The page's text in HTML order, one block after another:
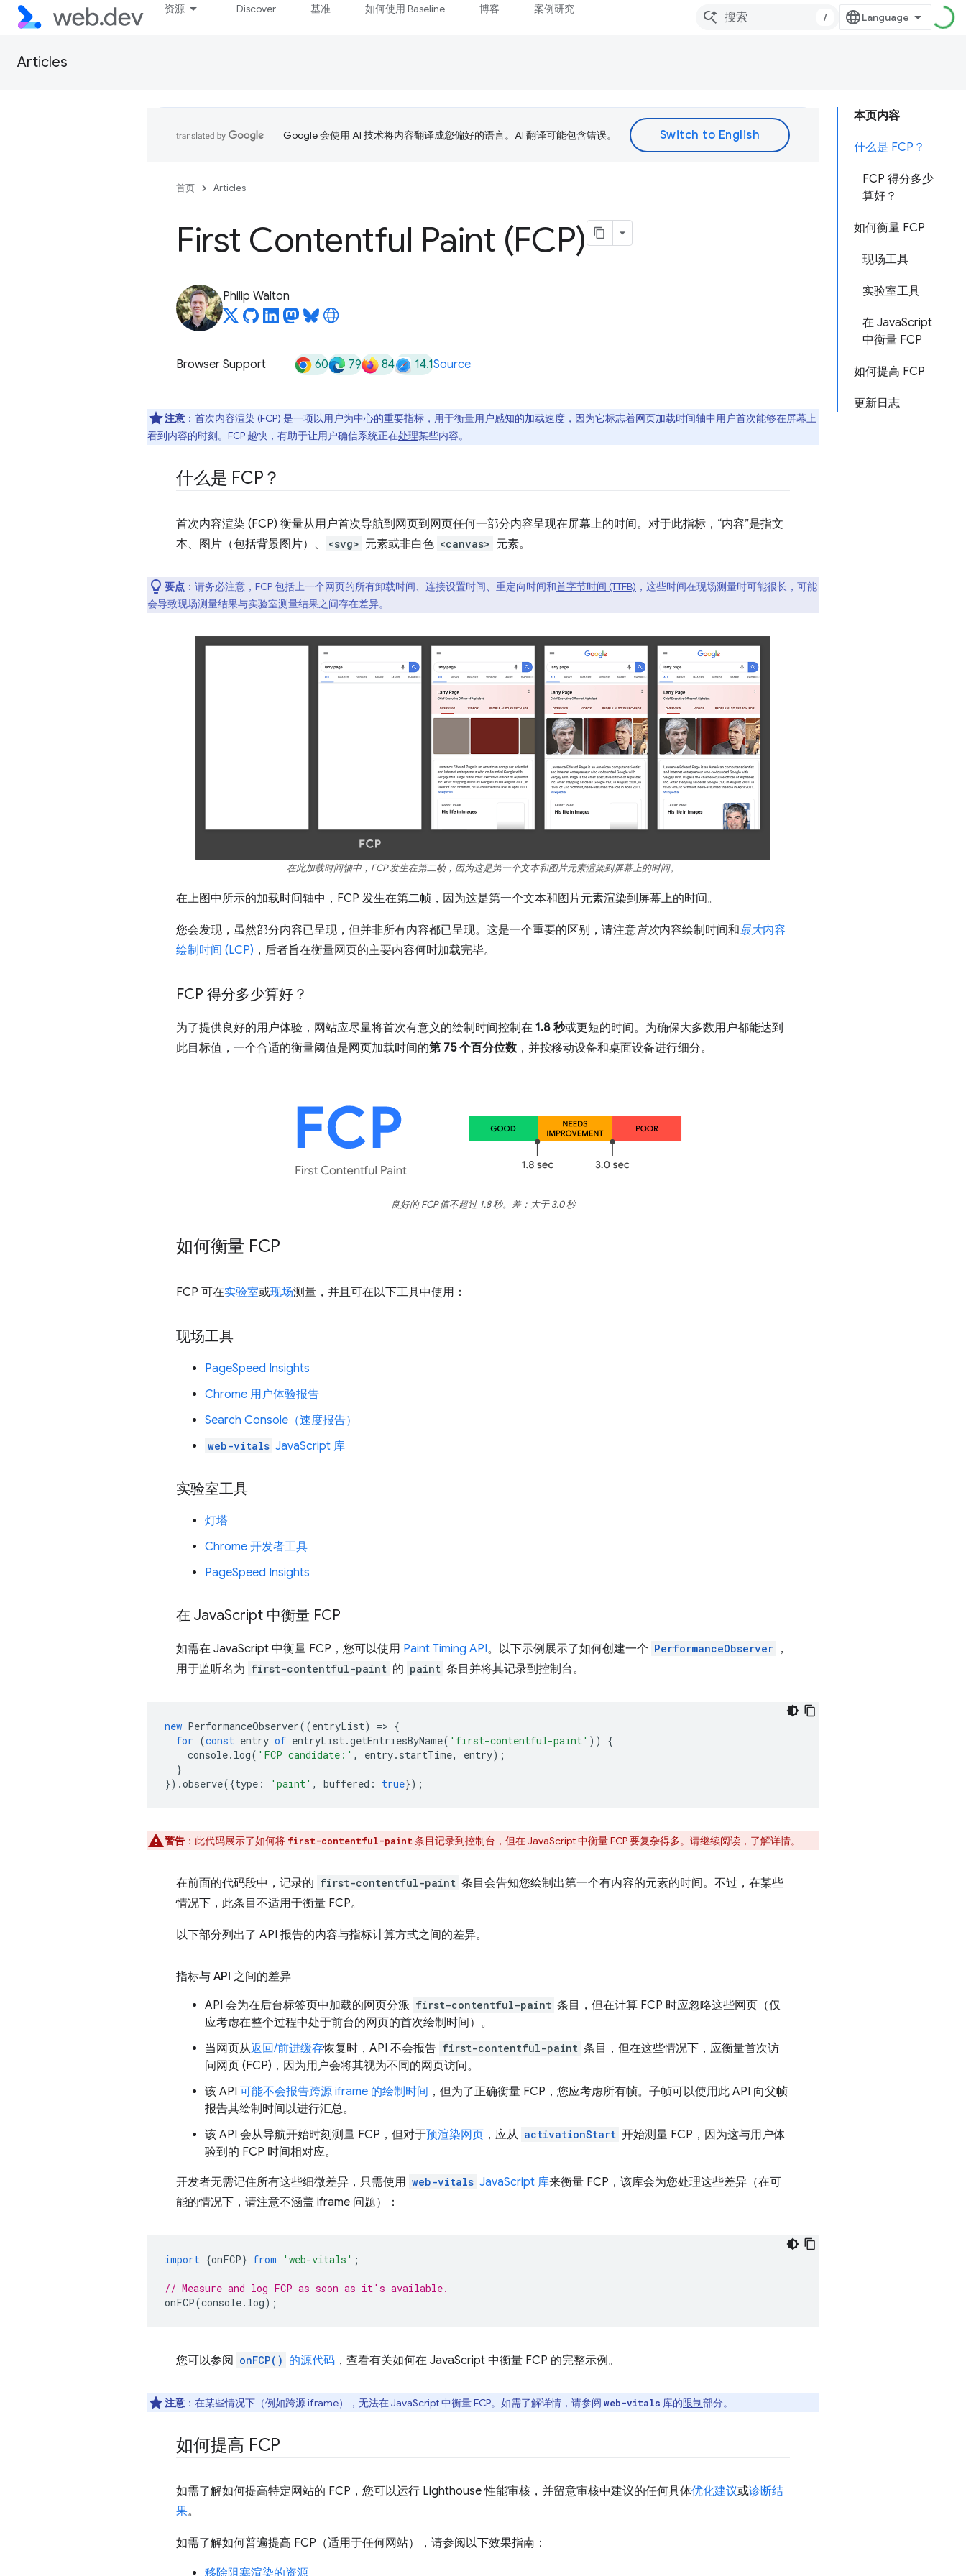
资源 Discover 基准 如何使用 Baseline 博客 案例研究
/
Articles
本页内容
什么是 FCP？
FCP 得分多少
算好？
如何衡量 FCP
现场工具
实验室工具
在 JavaScript
中衡量 FCP
如何提高 FCP
更新日志
Google 会使用 AI 技术将内容翻译成您偏好的语言。AI 翻译可能包含错误。
首页 Articles
First Contentful Paint (FCP)
Philip Walton
Browser Support 60 79 84 14.1Source
注意 ：首次内容渲染 (FCP) 是一项以用户为中心的重要指标，用于衡量用户感知的加载速度 ，因为它标志着网页加载时间轴中用户首次能够在屏幕上
看到内容的时刻。FCP 越快，有助于让用户确信系统正在处理某些内容。
什么是 FCP？
首次内容渲染 (FCP) 衡量从用户首次导航到网页到网页任何一部分内容呈现在屏幕上的时间。对于此指标，“内容”是指文
本、图片（包括背景图片）、
<svg> 元素或非白色 <canvas> 元素。
要点 ：请务必注意，FCP 包括上一个网页的所有卸载时间、连接设置时间、重定向时间和首字节时间 (TTFB) ，这些时间在现场测量时可能很长，可能
会导致现场测量结果与实验室测量结果之间存在差异。
在此加载时间轴中，FCP 发生在第二帧，因为这是第一个文本和图片元素渲染到屏幕上的时间。
在上图中所示的加载时间轴中，FCP 发生在第二帧，因为这是第一个文本和图片元素渲染到屏幕上的时间。
您会发现，虽然部分内容已呈现，但并非所有内容都已呈现。这是一个重要的区别，请注意首次内容绘制时间和最大内容
绘制时间 (LCP) ，后者旨在衡量网页的主要内容何时加载完毕。
FCP 得分多少算好？
为了提供良好的用户体验，网站应尽量将首次有意义的绘制时间控制在 1.8 秒或更短的时间。为确保大多数用户都能达到
此目标值，一个合适的衡量阈值是网页加载时间的第 75 个百分位数 ，并按移动设备和桌面设备进行细分。
良好的 FCP 值不超过 1.8 秒。差：大于 3.0 秒
如何衡量 FCP
FCP 可在实验室或现场测量，并且可在以下工具中使用：
现场工具
PageSpeed Insights
Chrome 用户体验报告
Search Console（速度报告）
web-vitals JavaScript 库
实验室工具
灯塔
Chrome 开发者工具
PageSpeed Insights
在 JavaScript 中衡量 FCP
如需在 JavaScript 中衡量 FCP，您可以使用 Paint Timing API。以下示例展示了如何创建一个 PerformanceObserver ，
用于监听名为 first-contentful-paint 的 paint 条目并将其记录到控制台。
new PerformanceObserver((entryList) => {
for (const entry of entryList .getEntriesByName( 'first-contentful-paint' ))
{
console. log( 'FCP candidate:' , entry. startTime, entry);
}
}).observe({type : 'paint' , buffered : true});
警告 ：此代码展示了如何将 first-contentful-paint 条目记录到控制台，但在 JavaScript 中衡量 FCP 要复杂得多。请继续阅读，了解详情。
在前面的代码段中，记录的 first-contentful-paint 条目会告知您绘制出第一个有内容的元素的时间。不过，在某些
情况下，此条目不适用于衡量 FCP。
以下部分列出了 API 报告的内容与指标计算方式之间的差异。
指标与 API 之间的差异
API 会为在后台标签页中加载的网页分派 first-contentful-paint 条目，但在计算 FCP 时应忽略这些网页（仅
应考虑在整个过程中处于前台的网页的首次绘制时间）。
当网页从返回/前进缓存恢复时，API 不会报告 first-contentful-paint 条目，但在这些情况下，应衡量首次访
问网页 (FCP)，因为用户会将其视为不同的网页访问。
该 API 可能不会报告跨源 iframe 的绘制时间 ，但为了正确衡量 FCP，您应考虑所有帧。子帧可以使用此 API 向父帧
报告其绘制时间以进行汇总。
该 API 会从导航开始时刻测量 FCP，但对于预渲染网页 ，应从 activationStart 开始测量 FCP，因为这与用户体
验到的 FCP 时间相对应。
开发者无需记住所有这些细微差异，只需使用 web-vitals JavaScript 库来衡量 FCP，该库会为您处理这些差异（在可
能的情况下，请注意不涵盖 iframe 问题）：
import {onFCP} from 'web-vitals' ;
// Measure and log FCP as soon as it's available.
onFCP(console. log);
您可以参阅 onFCP() 的源代码 ，查看有关如何在 JavaScript 中衡量 FCP 的完整示例。
注意 ：在某些情况下（例如跨源 iframe），无法在 JavaScript 中衡量 FCP。如需了解详情，请参阅 web-vitals 库的限制部分。
如何提高 FCP
如需了解如何提高特定网站的 FCP，您可以运行 Lighthouse 性能审核，并留意审核中建议的任何具体优化建议或诊断结
果。
如需了解如何普遍提高 FCP（适用于任何网站），请参阅以下效果指南：
移除阻塞渲染的资源